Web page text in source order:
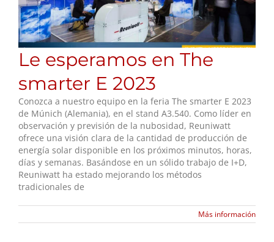
Le esperamos en The
smarter E 2023
Conozca a nuestro equipo en la feria The smarter E 2023
de Múnich (Alemania), en el stand A3.540. Como líder en
observación y previsión de la nubosidad, Reuniwatt
ofrece una visión clara de la cantidad de producción de
energía solar disponible en los próximos minutos, horas,
días y semanas. Basándose en un sólido trabajo de I+D,
Reuniwatt ha estado mejorando los métodos
tradicionales de
Más información